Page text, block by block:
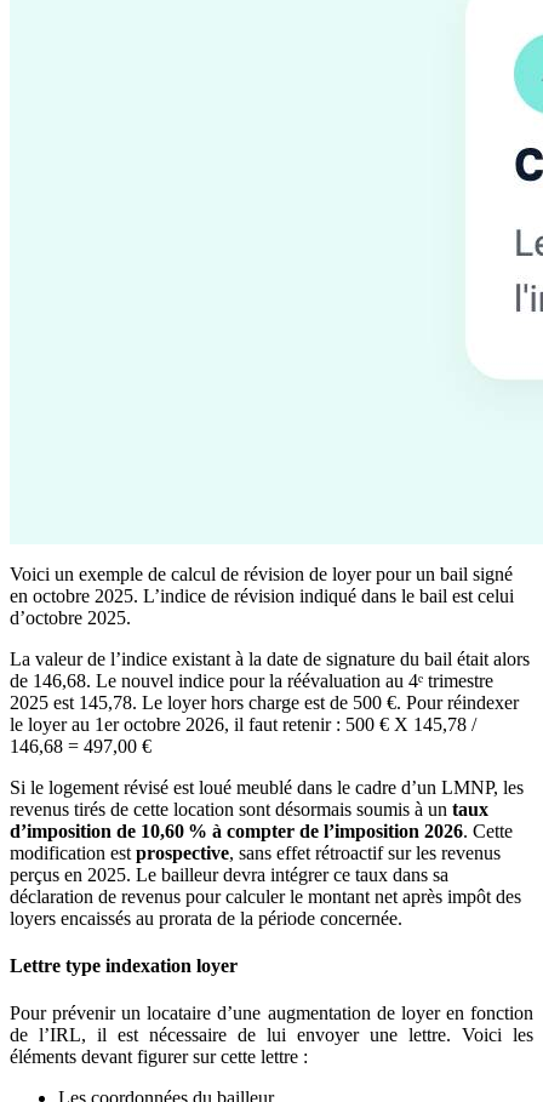
Voici un exemple de calcul de révision de loyer pour un bail signé
en octobre 2025. L’indice de révision indiqué dans le bail est celui
d’octobre 2025.
La valeur de l’indice existant à la date de signature du bail était alors
de 146,68. Le nouvel indice pour la réévaluation au 4ᵉ trimestre
2025 est 145,78. Le loyer hors charge est de 500 €. Pour réindexer
le loyer au 1er octobre 2026, il faut retenir : 500 € X 145,78 /
146,68 = 497,00 €
Si le logement révisé est loué meublé dans le cadre d’un LMNP, les
revenus tirés de cette location sont désormais soumis à un taux
d’imposition de 10,60 % à compter de l’imposition 2026. Cette
modification est prospective, sans effet rétroactif sur les revenus
perçus en 2025. Le bailleur devra intégrer ce taux dans sa
déclaration de revenus pour calculer le montant net après impôt des
loyers encaissés au prorata de la période concernée.
Lettre type indexation loyer
Pour prévenir un locataire d’une augmentation de loyer en fonction
de l’IRL, il est nécessaire de lui envoyer une lettre. Voici les
éléments devant figurer sur cette lettre :